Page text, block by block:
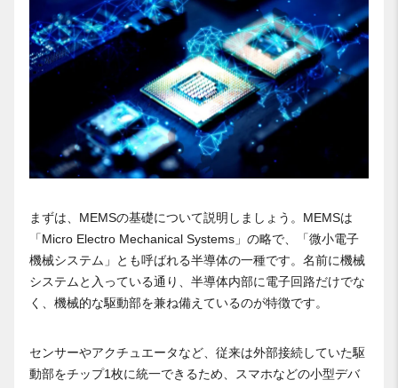
まずは、MEMSの基礎について説明しましょう。MEMSは
「Micro Electro Mechanical Systems」の略で、「微小電子
機械システム」とも呼ばれる半導体の一種です。名前に機械
システムと入っている通り、半導体内部に電子回路だけでな
く、機械的な駆動部を兼ね備えているのが特徴です。
センサーやアクチュエータなど、従来は外部接続していた駆
動部をチップ1枚に統一できるため、スマホなどの小型デバ